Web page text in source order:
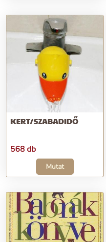
KERT/SZABADIDŐ
568 db
Mutat